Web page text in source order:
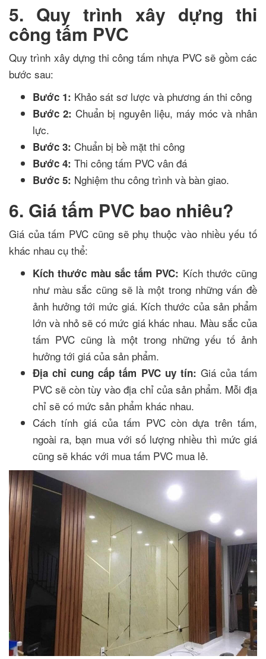
5. Quy trình xây dựng thi
công tấm PVC
Quy trình xây dựng thi công tấm nhựa PVC sẽ gồm các
bước sau:
Bước 1: Khảo sát sơ lược và phương án thi công
Bước 2: Chuẩn bị nguyên liệu, máy móc và nhân
lực.
Bước 3: Chuẩn bị bề mặt thi công
Bước 4: Thi công tấm PVC vân đá
Bước 5: Nghiệm thu công trình và bàn giao.
6. Giá tấm PVC bao nhiêu?
Giá của tấm PVC cũng sẽ phụ thuộc vào nhiều yếu tố
khác nhau cụ thể:
Kích thước màu sắc tấm PVC: Kích thước cũng
như màu sắc cũng sẽ là một trong những vấn đề
ảnh hưởng tới mức giá. Kích thước của sản phẩm
lớn và nhỏ sẽ có mức giá khác nhau. Màu sắc của
tấm PVC cũng là một trong những yếu tố ảnh
hưởng tới giá của sản phẩm.
Địa chỉ cung cấp tấm PVC uy tín: Giá của tấm
PVC sẽ còn tùy vào địa chỉ của sản phẩm. Mỗi địa
chỉ sẽ có mức sản phẩm khác nhau.
Cách tính giá của tấm PVC còn dựa trên tấm,
ngoài ra, bạn mua với số lượng nhiều thì mức giá
cũng sẽ khác với mua tấm PVC mua lẻ.